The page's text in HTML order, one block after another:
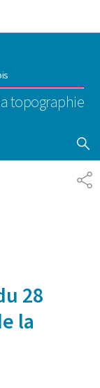
topographie
28
la